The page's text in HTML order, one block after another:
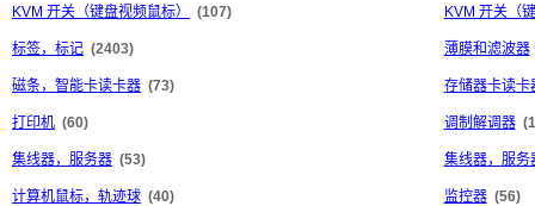
KVM 开关（键盘视频鼠标） (107) KVM 开关（
标签，标记 (2403) 薄膜和滤波器
磁条，智能卡读卡器 (73) 存储器卡读卡
打印机 (60) 调制解调器
集线器，服务器 (53) 集线器，服务
计算机鼠标，轨迹球 (40) 监控器 (56)